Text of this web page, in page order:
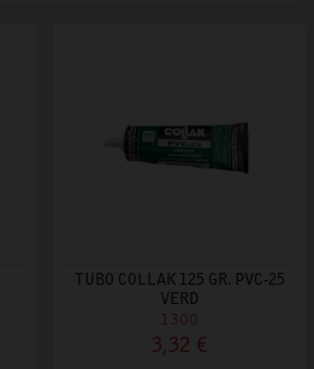
TUBO COLLAK 125 GR. PVC-25
VERD
1300
3,32 €